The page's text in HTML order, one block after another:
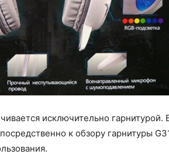
исключительно гарнитурой.
к обзору гарнитуры